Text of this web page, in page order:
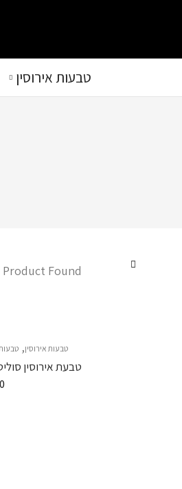
טבעות אירוסין
Product Found
טבעות אירוסין,